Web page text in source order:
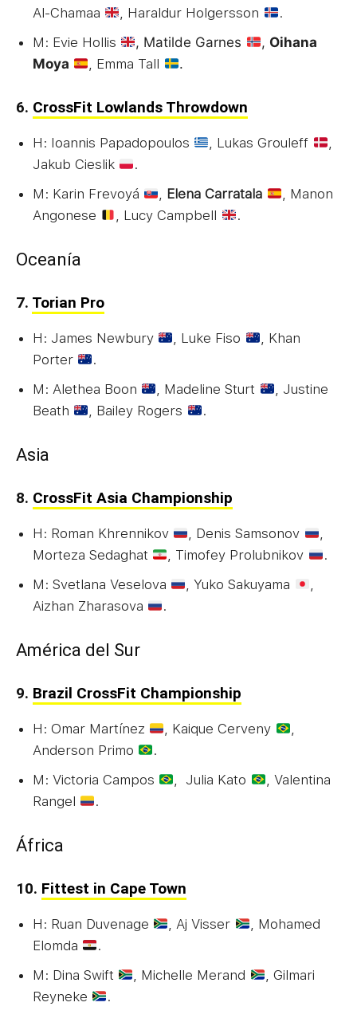
Al-Chamaa
, Haraldur Holgersson
.
M: Evie Hollis
, Matilde Garnes , Oihana
Moya
, Emma Tall .
6. CrossFit Lowlands Throwdown
H: Ioannis Papadopoulos , Lukas Grouleff
Jakub Cieslik
.
M: Karin Frevoyá
Elena Carratala
, Manon
Angonese
, Lucy Campbell .
Oceanía
7. Torian Pro
H: James Newbury , Luke Fiso
, Khan
Porter
.
M: Alethea Boon
, Madeline Sturt
, Justine
Beath
, Bailey Rogers .
Asia
8. CrossFit Asia Championship
H: Roman Khrennikov , Denis Samsonov
Morteza Sedaghat
, Timofey Prolubnikov
.
M: Svetlana Veselova
, Yuko Sakuyama
Aizhan Zharasova
.
América del Sur
9. Brazil CrossFit Championship
H: Omar Martínez , Kaique Cerveny
Anderson Primo
.
M: Victoria Campos
, Julia Kato
, Valentina
Rangel
.
África
10. Fittest in Cape Town
H: Ruan Duvenage , Aj Visser
, Mohamed
Elomda
.
M: Dina Swift
, Michelle Merand
, Gilmari
Reyneke
.